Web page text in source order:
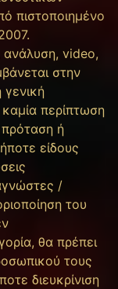
πιστοποιημένο
video,
στην
περίπτωση
ή
είδους
/
του
θα πρέπει
τους
διευκρίνιση